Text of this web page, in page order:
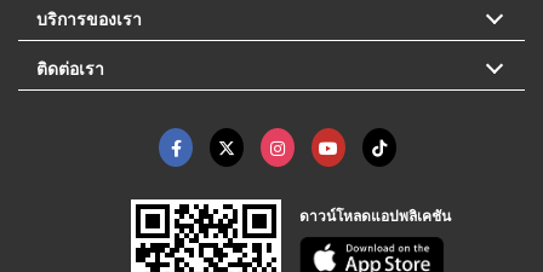
บริการของเรา
ติดต่อเรา
ดาวน์โหลดแอปพลิเคชัน